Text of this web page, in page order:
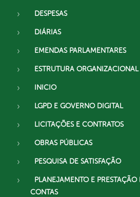
DESPESAS
DIÁRIAS
EMENDAS PARLAMENTARES
ESTRUTURA ORGANIZACIONAL
INICIO
LGPD E GOVERNO DIGITAL
LICITAÇÕES E CONTRATOS
OBRAS PÚBLICAS
PESQUISA DE SATISFAÇÃO
PLANEJAMENTO E PRESTAÇÃO
CONTAS